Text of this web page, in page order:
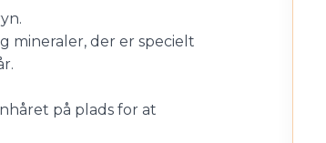
mineraler, der er specielt
på plads for at